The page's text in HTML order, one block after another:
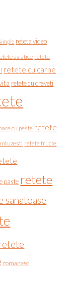
reteta video
asiatice retete
retete cu carne
retete cu creveti
cu peste retete
retete fructe
paste retete
sanatoase
romanesc